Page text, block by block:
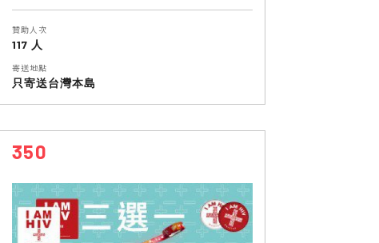
贊助人次
117 人
寄送地點
只寄送台灣本島
350